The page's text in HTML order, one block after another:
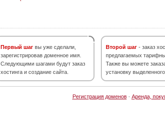
Первый шаг вы уже сделали,
зарегистрировав доменное имя.
Следующими шагами будут заказ
хостинга и создание сайта.
Второй шаг - заказ
предлагаемых
Также вы можете
установку
Регистрация доменов· Аренда,